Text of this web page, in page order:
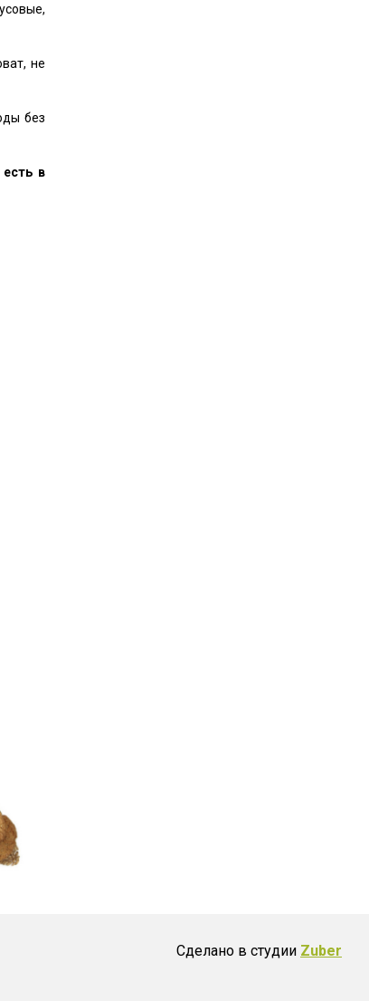
не
без
в
Сделано в студии Zuber